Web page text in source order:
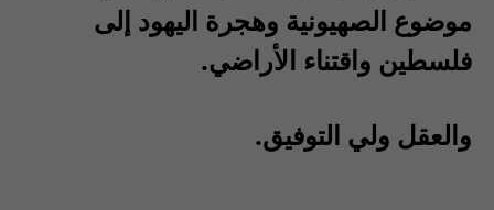
موضوع الصهيونية وهجرة اليهود إلى
فلسطين واقتناء الأراضي.
والعقل ولي التوفيق.